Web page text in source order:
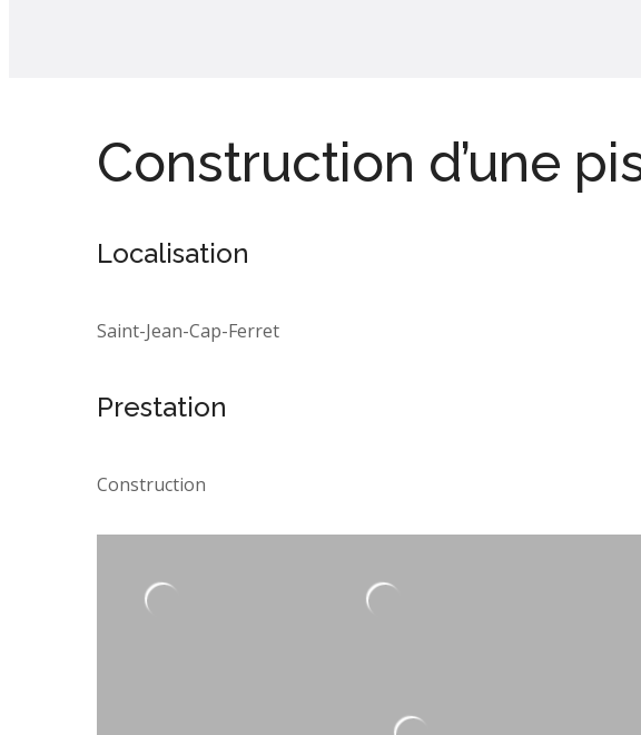
Construction d’une
Localisation
Saint-Jean-Cap-Ferret
Prestation
Construction